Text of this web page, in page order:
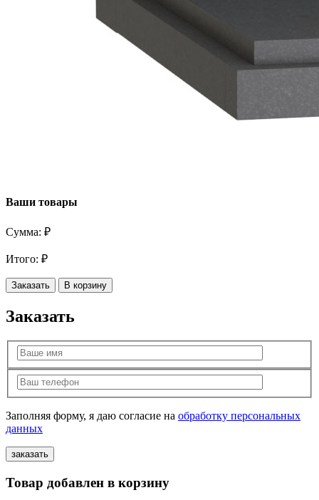
Ваши товары
Сумма: ₽
Итого: ₽
Заказать В корзину
Заказать
Заполняя форму, я даю согласие на обработку персональных
данных
Товар добавлен в корзину